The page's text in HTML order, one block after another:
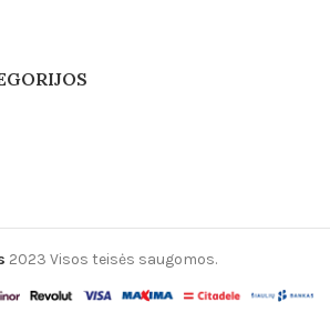
2023 Visos teisės saugomos.